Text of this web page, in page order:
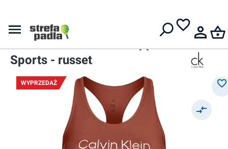
Damski stanik
Calvin Klein Medium Support
Sports - russet
WYPRZEDAŻ